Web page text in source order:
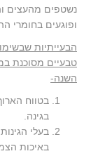
נשטפים מהעצים
ופוגעים בחומרי
הבעייתיות
טבעיים מסוכנת
השנה-
בטווח
בגינה.
בעלי
באיכות